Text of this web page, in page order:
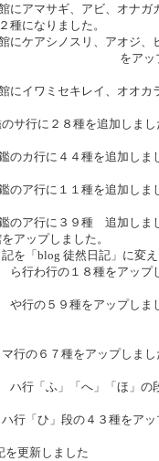
マサギ、アビ、オナガ
種になりました。
アシノスリ、アオジ、ヒ
ップしました
ワミセキレイ、オオカ
行に２８種を追加しまし
行に４４種を追加しま
行に１１種を追加しま
ア行に３９種 追加しまし
ップしました。
「blog 徒然日記」に変え
わ行の１８種をアップ
の５９種をアップしま
の６７種をアップしまし
「ふ」「へ」「ほ」の
「ひ」段の４３種をアッ
更新しました